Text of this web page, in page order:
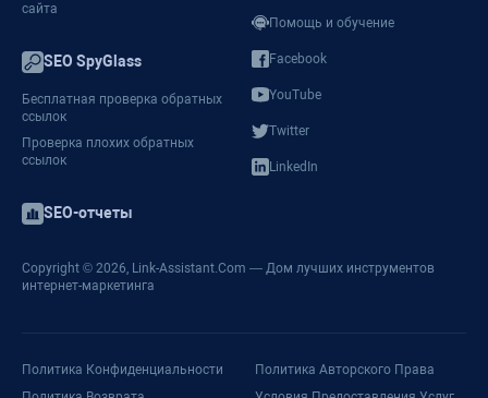
сайта
SEO SpyGlass
Бесплатная проверка обратных
ссылок
Проверка плохих обратных
ссылок
SEO-отчеты
Помощь и обучение
Facebook
YouTube
Twitter
LinkedIn
Copyright © 2026, Link-Assistant.Com — Дом лучших инструментов
интернет-маркетинга
Политика Конфиденциальности
Политика Авторского Права